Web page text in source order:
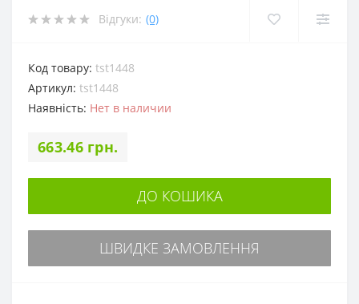
Відгуки: (0)
Код товару: tst1448
Артикул: tst1448
Наявність: Нет в наличии
663.46 грн.
ДО КОШИКА
ШВИДКЕ ЗАМОВЛЕННЯ